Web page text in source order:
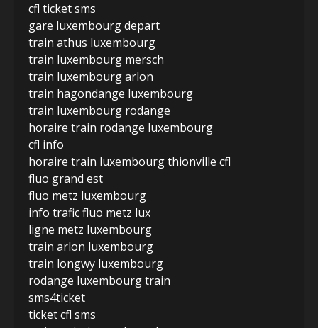
cfl ticket sms
gare luxembourg depart
train athus luxembourg
train luxembourg mersch
train luxembourg arlon
train hagondange luxembourg
train luxembourg rodange
horaire train rodange luxembourg
cfl info
horaire train luxembourg thionville cfl
fluo grand est
fluo metz luxembourg
info trafic fluo metz lux
ligne metz luxembourg
train arlon luxembourg
train longwy luxembourg
rodange luxembourg train
sms4ticket
ticket cfl sms